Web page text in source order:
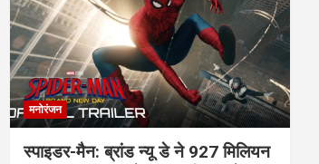
मनोरंजन
स्पाइडर-मैन: ब्रांड न्यू डे ने 927 मिलियन